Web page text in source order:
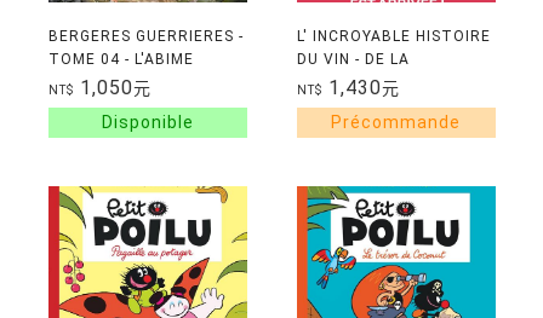
BERGERES GUERRIERES -
TOME 04 - L'ABIME
NT$ 1,050元
L' INCROYABLE HISTOIRE
DU VIN - DE LA
PREHISTOIRE A NOS
JOURS, 10 000 ANS
D'AVENTURE
NT$ 1,430元